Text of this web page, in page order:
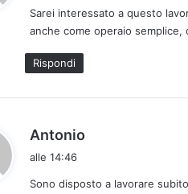
e
t
Sarei interessato a questo
anche come operaio semplice,
Rispondi
Antonio
e
alle 14:46
Sono disposto a lavorare